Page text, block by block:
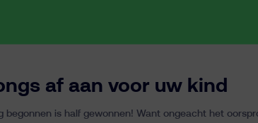
af aan voor uw kind
begonnen is half gewonnen! Want ongeacht het